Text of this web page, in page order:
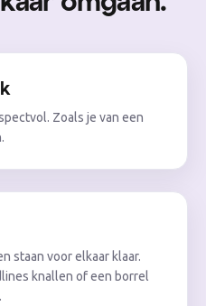
Zoals je van een
staan voor elkaar klaar.
knallen of een borrel